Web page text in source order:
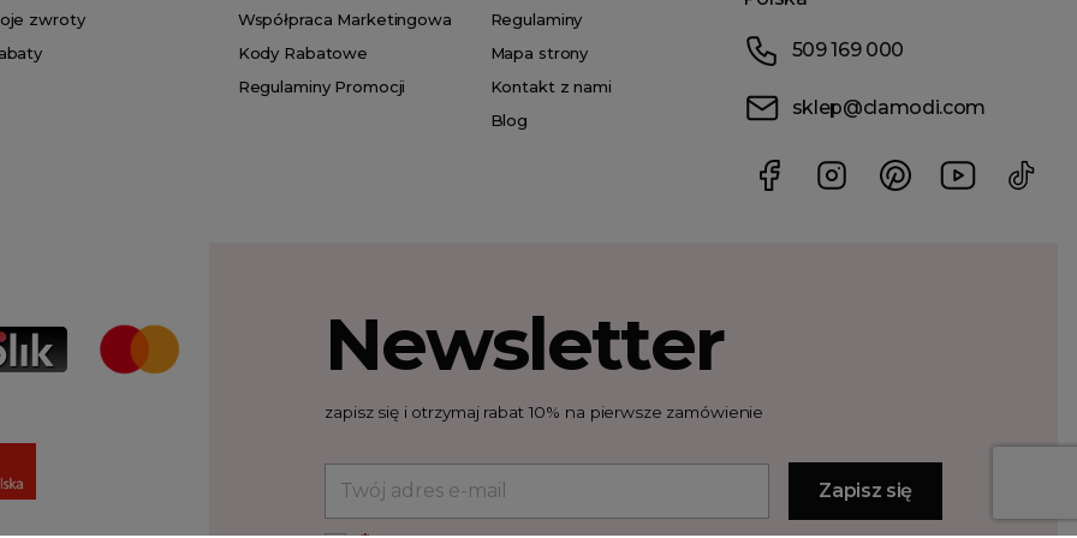
zwroty
Współpraca Marketingowa
Kody Rabatowe
Regulaminy Promocji
Regulaminy
Mapa strony
Kontakt z nami
Blog
509 169 000
sklep@clamodi.com
Newsletter
zapisz się i otrzymaj rabat 10% na pierwsze zamówienie